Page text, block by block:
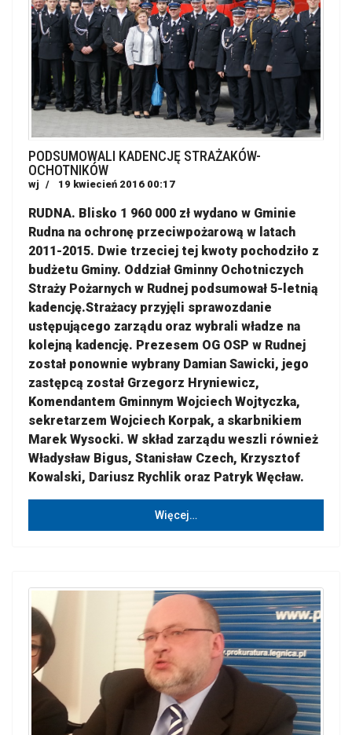
PODSUMOWALI KADENCJĘ STRAŻAKÓW-
OCHOTNIKÓW
wj 19 kwiecień 2016 00:17
RUDNA. Blisko 1 960 000 zł wydano w Gminie
Rudna na ochronę przeciwpożarową w latach
2011-2015. Dwie trzeciej tej kwoty pochodziło z
budżetu Gminy. Oddział Gminny Ochotniczych
Straży Pożarnych w Rudnej podsumował 5-letnią
kadencję.Strażacy przyjęli sprawozdanie
ustępującego zarządu oraz wybrali władze na
kolejną kadencję. Prezesem OG OSP w Rudnej
został ponownie wybrany Damian Sawicki, jego
zastępcą został Grzegorz Hryniewicz,
Komendantem Gminnym Wojciech Wojtyczka,
sekretarzem Wojciech Korpak, a skarbnikiem
Marek Wysocki. W skład zarządu weszli również
Władysław Bigus, Stanisław Czech, Krzysztof
Kowalski, Dariusz Rychlik oraz Patryk Węcław.
Więcej…